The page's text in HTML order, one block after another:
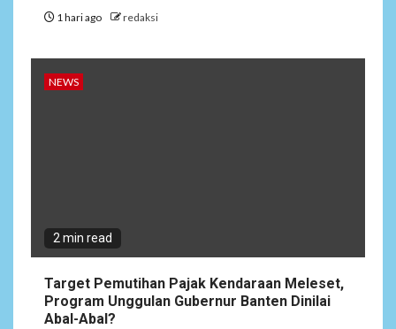
1 hari ago redaksi
NEWS
2 min read
Target Pemutihan Pajak Kendaraan Meleset,
Program Unggulan Gubernur Banten Dinilai
Abal-Abal?